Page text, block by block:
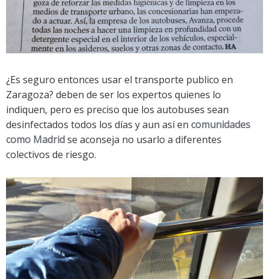
¿Es seguro entonces usar el transporte publico en
Zaragoza? deben de ser los expertos quienes lo
indiquen, pero es preciso que los autobuses sean
desinfectados todos los días y aun así en comunidades
como Madridse aconseja no usarlo a diferentes
colectivos de riesgo.